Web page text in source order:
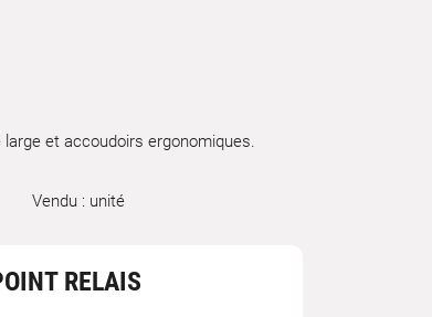
et accoudoirs ergonomiques.
Vendu : unité
RELAIS